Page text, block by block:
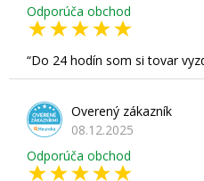
Odporúča obchod
Do 24 hodín som si tovar
Overený zákazník
08.12.2025
Odporúča obchod